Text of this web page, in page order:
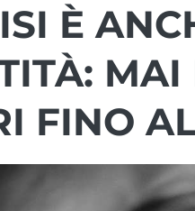
È
MAI
FINO